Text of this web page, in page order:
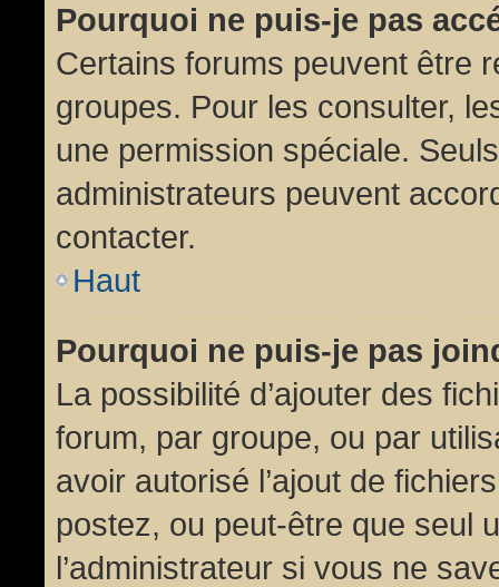
Pourquoi ne puis-je pas
Certains forums peuvent être
groupes. Pour les consulter,
une permission spéciale.
administrateurs peuvent
contacter.
Haut
Pourquoi ne puis-je pas
La possibilité d’ajouter des
forum, par groupe, ou par
avoir autorisé l’ajout de
postez, ou peut-être que seul
l’administrateur si vous ne